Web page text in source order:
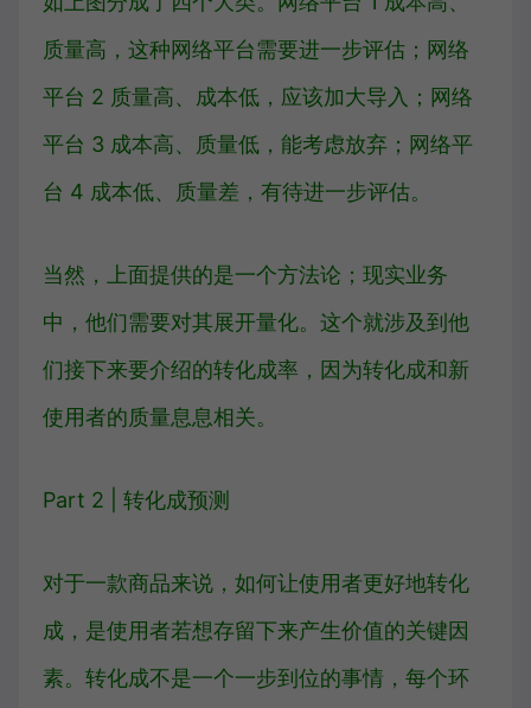
质量高，这种网络平台需要进一步评估；网络
平台 2 质量高、成本低，应该加大导入；网络
平台 3 成本高、质量低，能考虑放弃；网络平
台 4 成本低、质量差，有待进一步评估。
当然，上面提供的是一个方法论；现实业务
中，他们需要对其展开量化。这个就涉及到他
们接下来要介绍的转化成率，因为转化成和新
使用者的质量息息相关。
Part 2 | 转化成预测
对于一款商品来说，如何让使用者更好地转化
成，是使用者若想存留下来产生价值的关键因
素。转化成不是一个一步到位的事情，每个环